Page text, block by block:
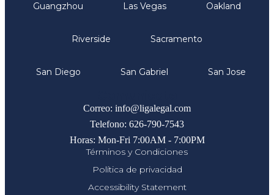
Guangzhou Las Vegas Oakland
Riverside Sacramento
San Diego San Gabriel San Jose
Correo: info@ligalegal.com
Telefono: 626-790-7543
Horas: Mon-Fri 7:00AM - 7:00PM
Términos y Condiciones
Política de privacidad
Accessibility Statement